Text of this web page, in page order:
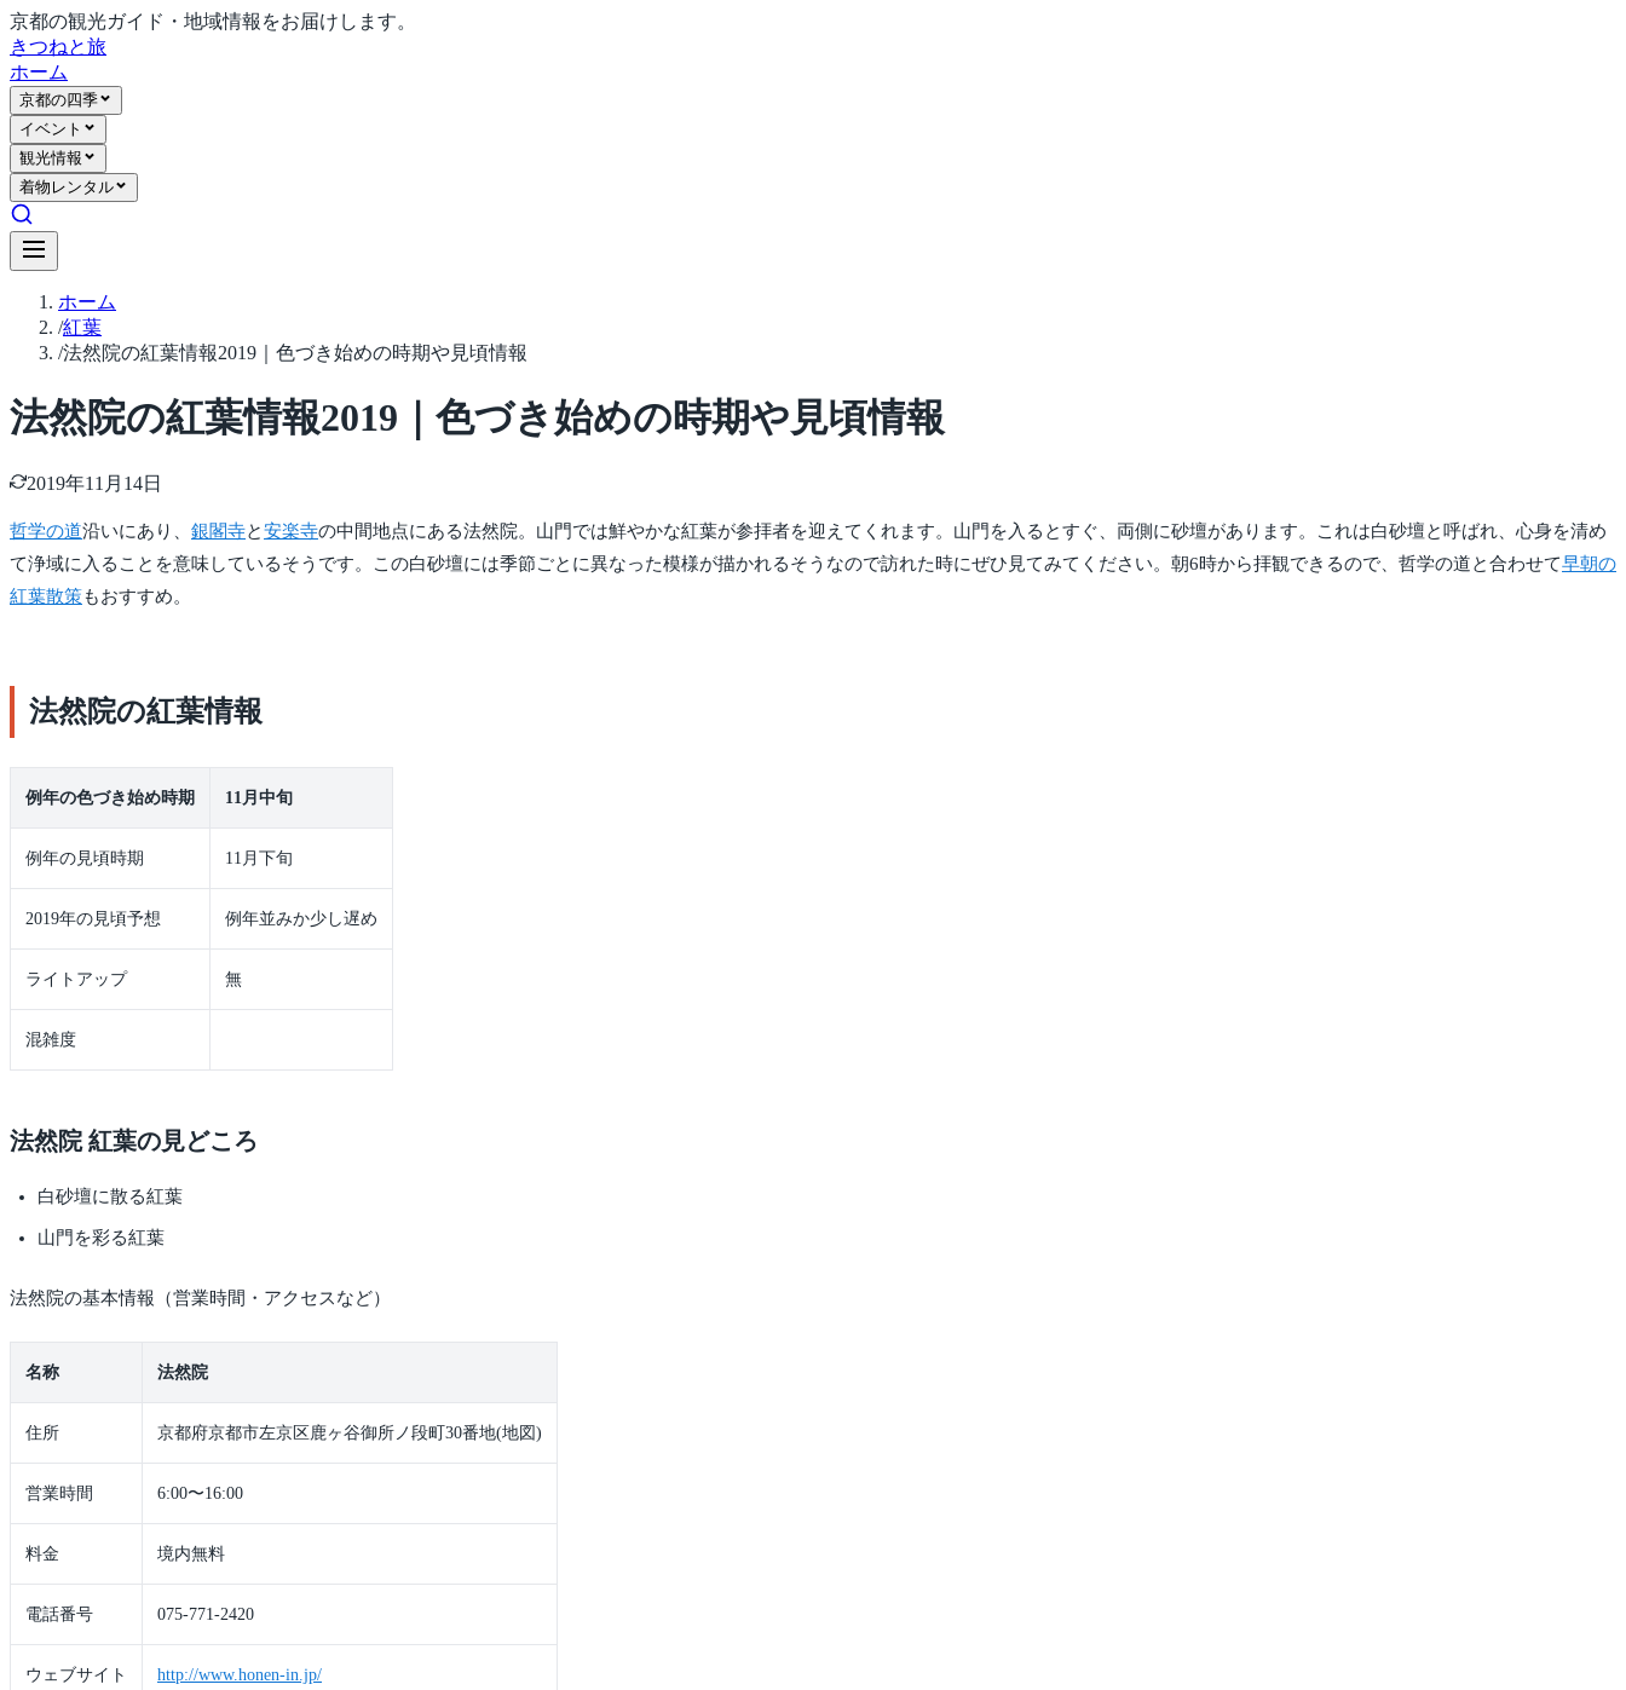
京都の観光ガイド・地域情報をお届けします。
きつねと旅
ホーム
京都の四季
イベント
観光情報
着物レンタル
ホーム
/紅葉
/法然院の紅葉情報2019｜色づき始めの時期や見頃情報
法然院の紅葉情報2019｜色づき始めの時期や見頃情報
2019年11月14日
哲学の道沿いにあり、 銀閣寺と安楽寺の中間地点にある法然院。山門では鮮やかな紅葉が参拝者を迎えてくれます。山門を入るとすぐ、両側に砂壇があります。これは白砂壇と呼ばれ、心身を清め
て浄域に入ることを意味しているそうです。この白砂壇には季節ごとに異なった模様が描かれるそうなので訪れた時にぜひ見てみてください。朝6時から拝観できるので、哲学の道と合わせて早朝の
紅葉散策もおすすめ。
法然院の紅葉情報
例年の色づき始め時期 11月中旬
例年の見頃時期 11月下旬
2019年の見頃予想 例年並みか少し遅め
ライトアップ 無
混雑度
法然院 紅葉の見どころ
白砂壇に散る紅葉
山門を彩る紅葉
法然院の基本情報（営業時間・アクセスなど）
名称 法然院
住所 京都府京都市左京区鹿ヶ谷御所ノ段町30番地(地図)
営業時間 6:00〜16:00
料金 境内無料
電話番号 075-771-2420
ウェブサイト http://www.honen-in.jp/